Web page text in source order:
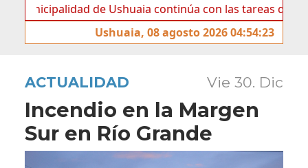
de Ushuaia continúa con las tareas de
Ushuaia, 08 agosto 2026 04:54:23
ACTUALIDAD Vie 30. Dic
Incendio en la Margen
Sur en Río Grande